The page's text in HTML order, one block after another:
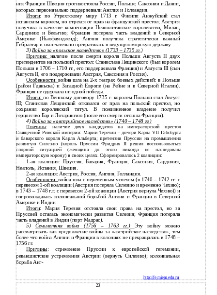
ник Франции Швеция противостояла России, Польше, Саксонии и Дании,
которых первоначально поддерживали Англия и Голландия.
Итоги: по Утрехтскому миру 1713 г. Филипп Анжуйский стал
испанским королем, но отрекся от прав на французский престол; Австрия
получила в качестве компенсации Неаполитанское королевство, Милан,
Сардинию и Бельгию; Франция потеряла часть владений в Северной
Америке (Ньюфаундленд); Англия получила стратегически важный
Гибралтар и окончательно превратилась в ведущую морскую державу.
3) Война за «польское наследство» (1733 – 1735 гг.)
Причина: наличие после смерти короля Польши Августа II двух
претендентов на польский престол: Станислава Лещинского (был королем
Польши в 1706 – 1710 гг., его поддерживала Франция) и Августа III (сын
Августа II, его поддерживали Австрия, Саксония и Россия).
Особенности:война шла на 2-х театрах боевых действий: в Польше
(район Гданьска) и Западной Европе (на Рейне и в Северной Италии).
Франция не одержала ни одной победы.
Итоги:по Венскому договору 1735 г. королем Польши стал Август
III; Станислав Лещинский отказался от прав на польский престол, но
сохранил королевский титул. В пожизненное владение получил
герцогство Бар и Лотарингию (после его смерти отошла Франции).
4)Война за «австрийское наследство» (1740–1748 гг.)
Причины: наличие двух кандидатов на императорский престол
Священной Римской империи: Марии Терезии – дочери Карла VII Габсбурга
и баварского короля Карла Альберта; претензии Пруссии на промышленно
развитую Силезию (король Пруссии Фридрих II решил воспользоваться
спорной ситуацией (женщина до этого никогда не наследовала
императорскую корону) в своих целях. Сформировалось 2 коалиции:
1-ая коалиция: Пруссия, Бавария, Франция, Саксония, Сардиния,
Неаполь, Испания, Швеция.
2-ая коалиция: Австрия, Россия, Англия, Голландия.
Особенности:война шла с переменным успехом (в 1740 – 1742 гг. с
перевесом 1-ой коалиции (Австрия потеряла Силезию и временно Чехию);
в 1743 – 1748 г.г. с перевесом 2-ой коалиции (Австрия вернула Чехию)) и
сопровождалась колониальной борьбой Англии и Франции в Северной
Америке и Индии.
Итоги: Мария Терезия отстояла свои права на престол, но за
Пруссией осталась экономически развитая Силезия; Франция потеряла
часть владений в Индии (порт Мадрас).
5) Семилетняя война (1756– 1763 гг.) Эту войну можно
рассматривать как продолжение войны за «австрийское наследство», тем
более что война Англии и Франции в колониях не прекращалась в 1748 –
1756 гг.
Причины: стремление Пруссии к европейской гегемонии,
реваншистские устремления Австрии (вернуть Силезию); колониальная
борьба Анг-
http://fe.miem.edu.ru
23